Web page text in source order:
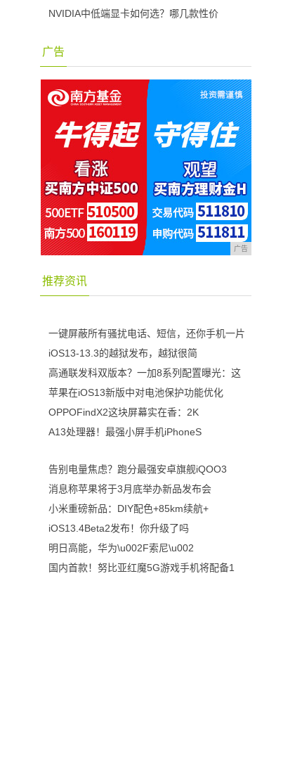
NVIDIA中低端显卡如何选？哪几款性价
广告
广告
推荐资讯
一键屏蔽所有骚扰电话、短信，还你手机一片
iOS13-13.3的越狱发布，越狱很简
高通联发科双版本？一加8系列配置曝光：这
苹果在iOS13新版中对电池保护功能优化
OPPOFindX2这块屏幕实在香：2K
A13处理器！最强小屏手机iPhoneS
告别电量焦虑？跑分最强安卓旗舰iQOO3
消息称苹果将于3月底举办新品发布会
小米重磅新品：DIY配色+85km续航+
iOS13.4Beta2发布！你升级了吗
明日高能，华为\u002F索尼\u002
国内首款！努比亚红魔5G游戏手机将配备1